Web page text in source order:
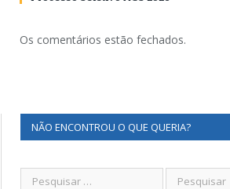
Os comentários estão fechados.
NÃO ENCONTROU O QUE QUERIA?